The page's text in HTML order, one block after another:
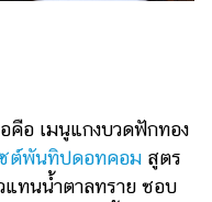
อ เมนูแกงบวดฟักทอง
ต์พันทิปดอทคอม สูตร
แทนน้ำตาลทราย ชอบ